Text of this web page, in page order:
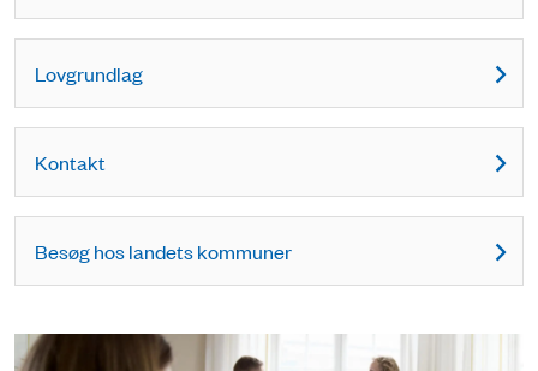
Lovgrundlag
Kontakt
Besøg hos landets kommuner